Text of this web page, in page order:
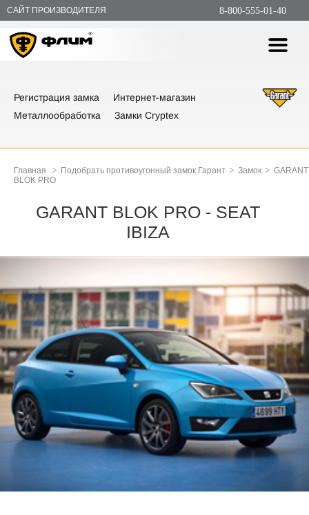
САЙТ ПРОИЗВОДИТЕЛЯ 8-800-555-01-40
Регистрация замка
Интернет-магазин
Металлообработка
Замки Cryptex
Главная > Подобрать противоугонный замок Гарант > Замок > GARANT
BLOK PRO
GARANT BLOK PRO - SEAT
IBIZA